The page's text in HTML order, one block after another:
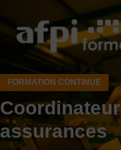
contenu
FORMATION CONTINUE
assurances